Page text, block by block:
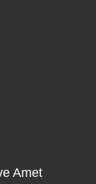
Amet